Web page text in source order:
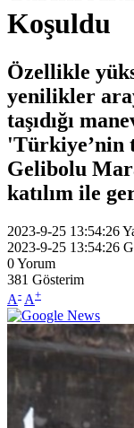
Koşuldu
Özellikle
yenilikler
taşıdığı
'Türkiye’nin
Gelibolu
katılım ile
2023-9-25 13:54:26
2023-9-25 13:54:26
0Yorum
381 Gösterim
A- A+